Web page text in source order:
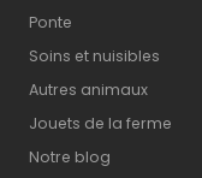
Ponte
Soins et nuisibles
Autres animaux
Jouets de la ferme
Notre blog